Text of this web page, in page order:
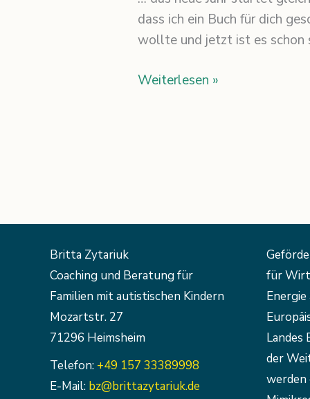
dass ich ein Buch für dich
wollte und jetzt ist es schon
Weiterlesen »
Britta Zytariuk
Coaching und Beratung für
Familien mit autistischen Kindern
Mozartstr. 27
71296 Heimsheim
Telefon: +49 157 33389998
E-Mail: bz@brittazytariuk.de
für
Landes
der
werden